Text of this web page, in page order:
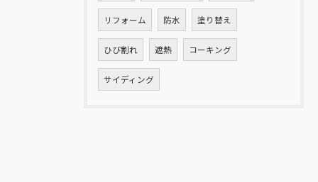
リフォーム 防水 塗り替え
ひび割れ 遮熱 コーキング
サイディング